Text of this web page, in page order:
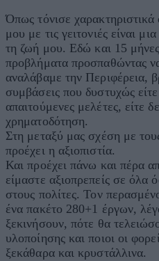
Όπως τόνισε
μου με τις γειτονιές είναι
τη ζωή μου. Εδώ και 15
προβλήματα προσπαθώντας
αναλάβαμε την Περιφέρεια,
συμβάσεις που δυστυχώς είτε
απαιτούμενες μελέτες, είτε
χρηματοδότηση.
Στη μεταξύ μας σχέση με
προέχει η αξιοπιστία.
Και προέχει πάνω και πέρα
είμαστε αξιοπρεπείς σε όλα
στους πολίτες. Τον
ένα πακέτο 280+1 έργων,
ξεκινήσουν, πότε θα
υλοποίησης και ποιοι οι
ξεκάθαρα και κρυστάλλινα.